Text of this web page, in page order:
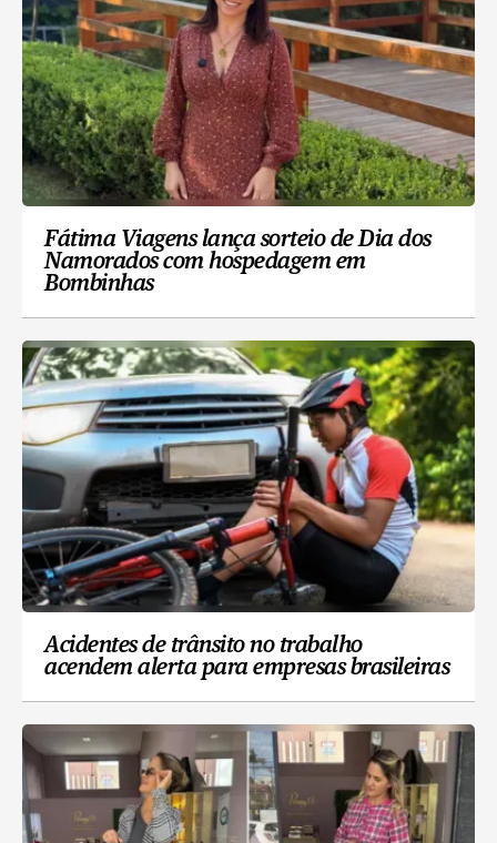
Fátima Viagens lança sorteio de Dia dos
Namorados com hospedagem em
Bombinhas
Acidentes de trânsito no trabalho
acendem alerta para empresas brasileiras